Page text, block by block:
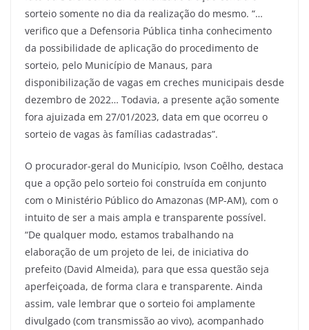
sorteio somente no dia da realização do mesmo. “…
verifico que a Defensoria Pública tinha conhecimento
da possibilidade de aplicação do procedimento de
sorteio, pelo Município de Manaus, para
disponibilização de vagas em creches municipais desde
dezembro de 2022… Todavia, a presente ação somente
fora ajuizada em 27/01/2023, data em que ocorreu o
sorteio de vagas às famílias cadastradas”.
O procurador-geral do Município, Ivson Coêlho, destaca
que a opção pelo sorteio foi construída em conjunto
com o Ministério Público do Amazonas (MP-AM), com o
intuito de ser a mais ampla e transparente possível.
“De qualquer modo, estamos trabalhando na
elaboração de um projeto de lei, de iniciativa do
prefeito (David Almeida), para que essa questão seja
aperfeiçoada, de forma clara e transparente. Ainda
assim, vale lembrar que o sorteio foi amplamente
divulgado (com transmissão ao vivo), acompanhado